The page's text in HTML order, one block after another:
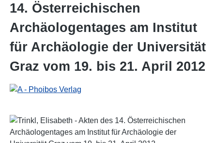
14. Österreichischen
Archäologentages am Institut
für Archäologie der Universität
Graz vom 19. bis 21. April 2012
Bildergalerie überspringen